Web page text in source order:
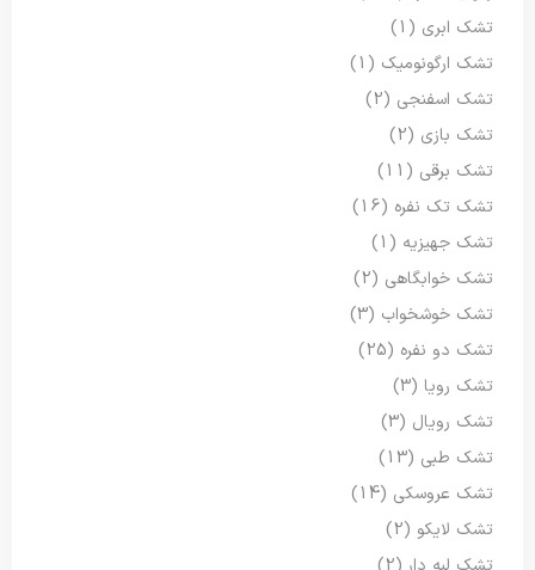
تشک ابری (1)
تشک ارگونومیک (1)
تشک اسفنجی (2)
تشک بازی (2)
تشک برقی (11)
تشک تک نفره (16)
تشک جهیزیه (1)
تشک خوابگاهی (2)
تشک خوشخواب (3)
تشک دو نفره (25)
تشک رویا (3)
تشک رویال (3)
تشک طبی (13)
تشک عروسکی (14)
تشک لایکو (2)